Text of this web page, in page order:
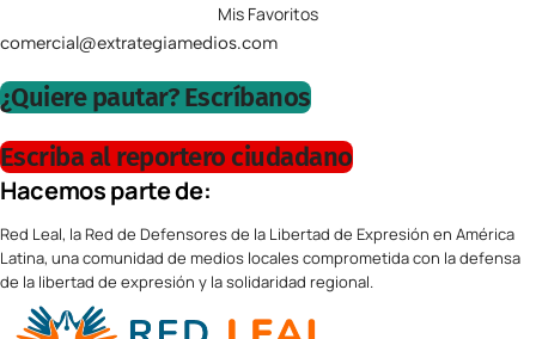
Mis Favoritos
comercial@extrategiamedios.com
¿Quiere pautar? Escríbanos
Escriba al reportero ciudadano
Hacemos parte de:
Red Leal, la Red de Defensores de la Libertad de Expresión en América
Latina, una comunidad de medios locales comprometida con la defensa
de la libertad de expresión y la solidaridad regional.